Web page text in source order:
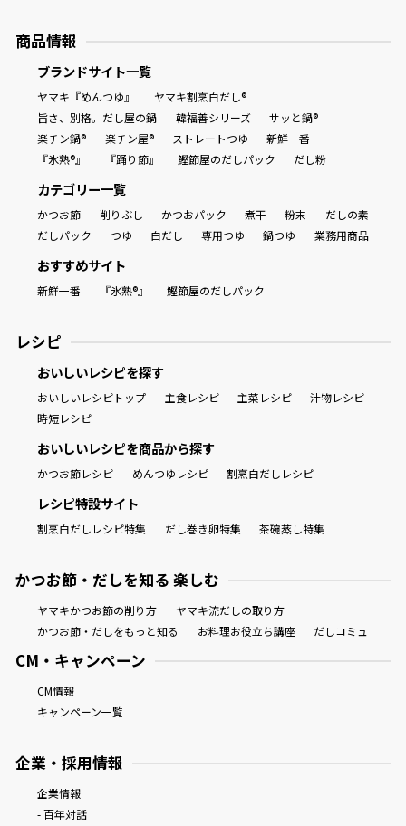
商品情報
ブランドサイト一覧
ヤマキ『めんつゆ』
ヤマキ割烹白だし®
旨さ、別格。だし屋の鍋
韓福善シリーズ
サッと鍋®
楽チン鍋®
楽チン屋® ストレートつゆ
新鮮一番
『氷熟®』
『踊り節』 鰹節屋のだしパック だし粉
カテゴリー一覧
かつお節 削りぶし かつおパック 煮干 粉末
だしの素
だしパック
つゆ 白だし 専用つゆ 鍋つゆ 業務用商品
おすすめサイト
新鮮一番 『氷熟®』 鰹節屋のだしパック
レシピ
おいしいレシピを探す
おいしいレシピトップ 主食レシピ 主菜レシピ
汁物レシピ
時短レシピ
おいしいレシピを商品から探す
かつお節レシピ めんつゆレシピ 割烹白だしレシピ
レシピ特設サイト
割烹白だしレシピ特集 だし巻き卵特集 茶碗蒸し特集
かつお節・だしを知る 楽しむ
ヤマキかつお節の削り方
ヤマキ流だしの取り方
かつお節・だしをもっと知る
お料理お役立ち講座 だしコミュ
CM・キャンペーン
CM情報
キャンペーン一覧
企業・採用情報
企業情報
- 百年対話